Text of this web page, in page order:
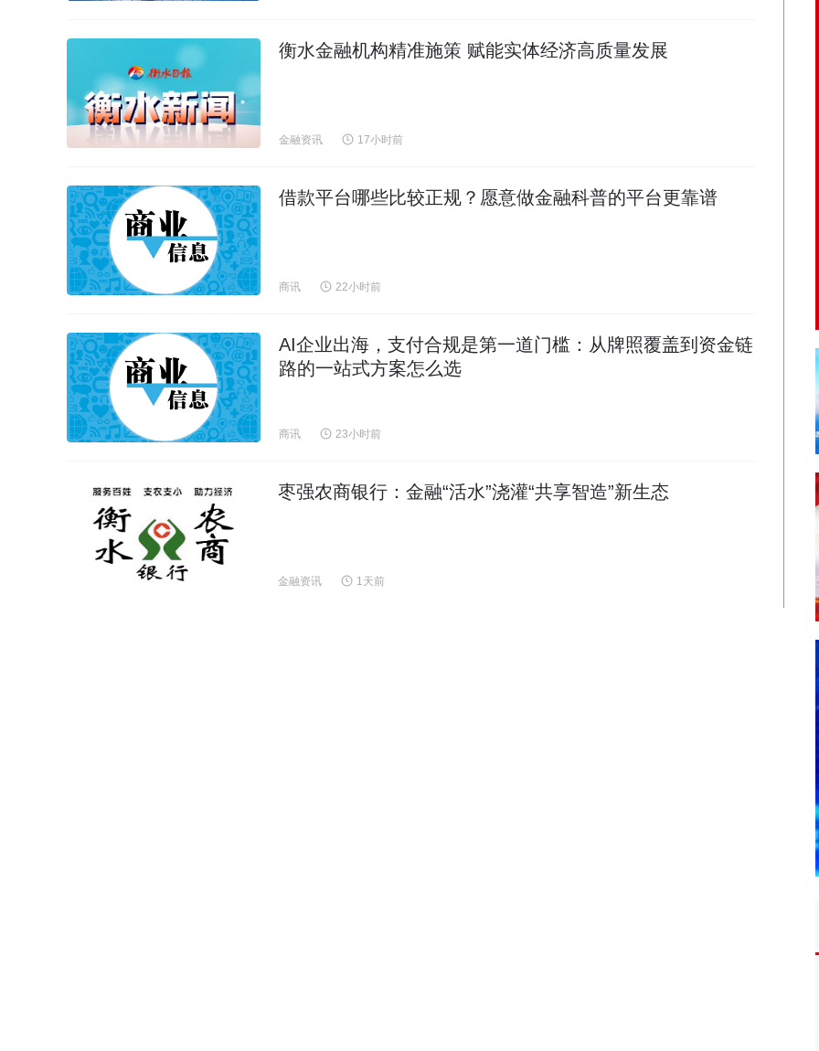
衡水金融机构精准施策 赋能实体经济高质量发展
金融资讯 17小时前
借款平台哪些比较正规？愿意做金融科普的平台更靠谱
商讯 22小时前
AI企业出海，支付合规是第一道门槛：从牌照覆盖到资金链
路的一站式方案怎么选
商讯 23小时前
枣强农商银行：金融“活水”浇灌“共享智造”新生态
金融资讯 1天前